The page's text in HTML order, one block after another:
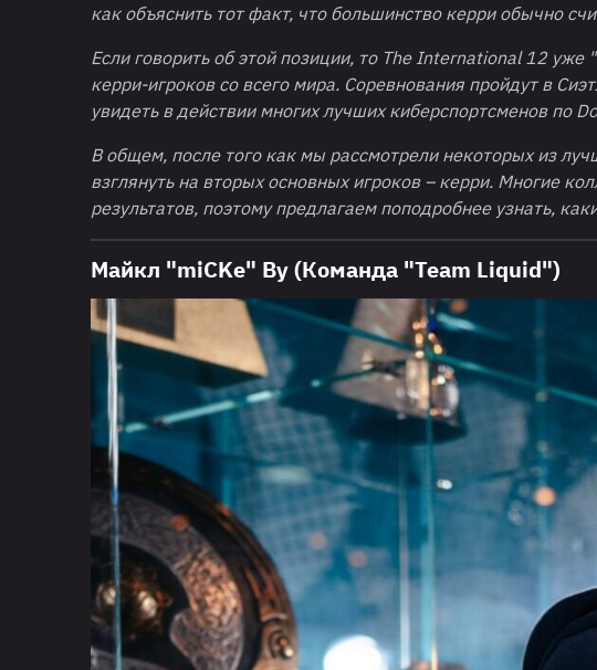
как объяснить тот факт, что большинство керри обычно
Если говорить об этой позиции, то The International12 уже
керри-игроков со всего мира. Соревнования пройдут в
увидеть в действии многих лучших киберспортсменов по
В общем, после того как мы рассмотрели некоторых из
взглянуть на вторых основных игроков – керри. Многие
результатов, поэтому предлагаем поподробнее узнать,
Майкл "miCKe" Ву (Команда "Team Liquid")